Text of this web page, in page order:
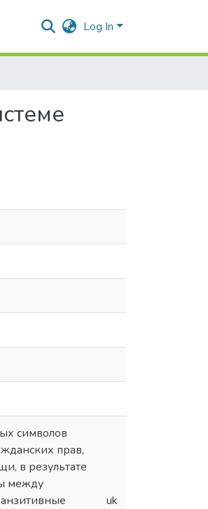
Log In
символов
прав,
в результате
между
uk